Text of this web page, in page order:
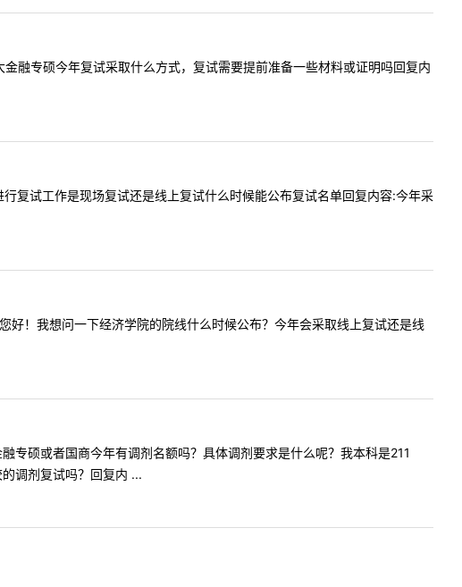
专硕今年复试采取什么方式，复试需要提前准备一些材料或证明吗回复内
试工作是现场复试还是线上复试什么时候能公布复试名单回复内容:今年采
！我想问一下经济学院的院线什么时候公布？今年会采取线上复试还是线
硕或者国商今年有调剂名额吗？具体调剂要求是什么呢？我本科是211
调剂复试吗？回复内 ...